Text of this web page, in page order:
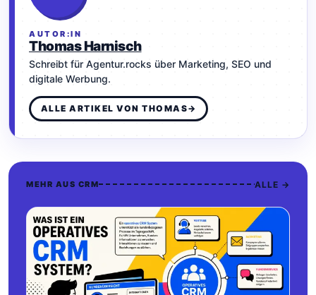
AUTOR:IN
Thomas Harnisch
Schreibt für Agentur.rocks über Marketing, SEO und
digitale Werbung.
ALLE ARTIKEL VON THOMAS→
MEHR AUS CRM ALLE →